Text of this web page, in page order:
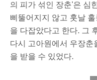
의 피가 섞인 장춘'은 심
삐뚤어지지 않고 훗날
을 다잡았다고 한다. 그
다시 고아원에서 우장춘
을 받을 수 있었다.